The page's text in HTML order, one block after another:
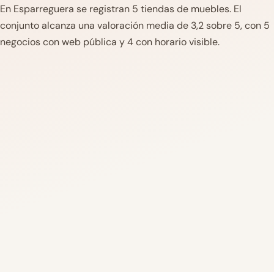
En Esparreguera se registran 5 tiendas de muebles. El
conjunto alcanza una valoración media de 3,2 sobre 5, con 5
negocios con web pública y 4 con horario visible.